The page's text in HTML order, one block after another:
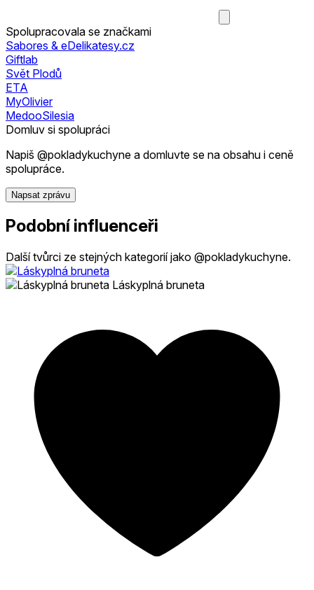
Spolupracovala se značkami
Sabores & eDelikatesy.cz
Giftlab
Svět Plodů
ETA
MyOlivier
MedooSilesia
Domluv si spolupráci
Napiš @pokladykuchyne a domluvte se na obsahu i ceně
spolupráce.
Napsat zprávu
Podobní influenceři
Další tvůrci ze stejných kategorií jako @pokladykuchyne.
Láskyplná bruneta